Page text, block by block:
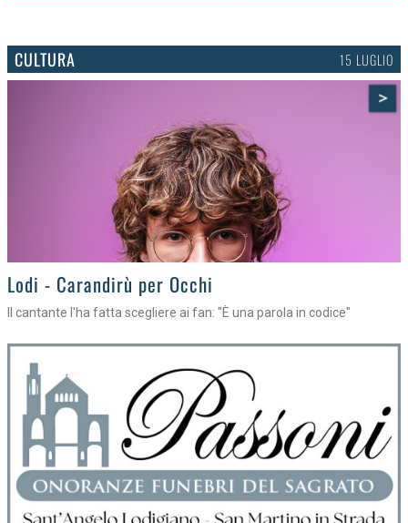
CULTURA 15 LUGLIO
>
Lodi - Carandirù per Occhi
Il cantante l'ha fatta scegliere ai fan: "È una parola in codice"